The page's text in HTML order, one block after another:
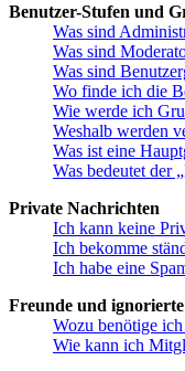
Benutzer-Stufen und
Was sind
Was sind
Was sind
Wo finde ich die
Wie werde ich
Weshalb werden
Was ist eine
Was bedeutet der
Private Nachrichten
Ich kann keine
Ich bekomme
Ich habe eine
Freunde und
Wozu benötige
Wie kann ich